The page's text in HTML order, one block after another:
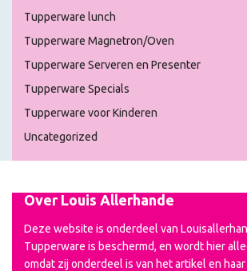
Tupperware lunch
Tupperware Magnetron/Oven
Tupperware Serveren en Presenter
Tupperware Specials
Tupperware voor Kinderen
Uncategorized
Over Louis Allerhande
Deze website is onderdeel van
Tupperware is beschermd, en wordt hier
omdat zij onderdeel is van het artikel en